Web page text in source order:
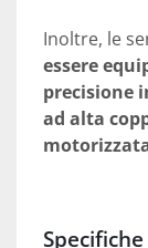
Inoltre, le
essere
precisione
ad alta
grado di
lavorazione
Specifiche